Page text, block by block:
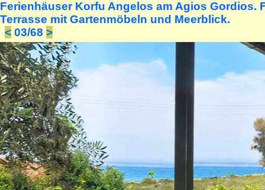
Ferienhäuser Korfu Angelos am Agios Gordios.
Terrasse mit Gartenmöbeln und Meerblick.
< 03/68 >